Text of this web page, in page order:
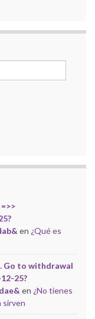
en ¿Qué es
Go to withdrawal
25?
en ¿No tienes
sirven